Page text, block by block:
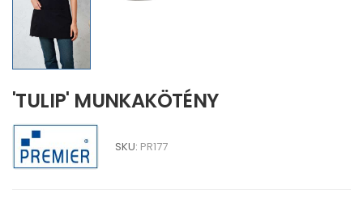
'TULIP' MUNKAKÖTÉNY
SKU: PR177